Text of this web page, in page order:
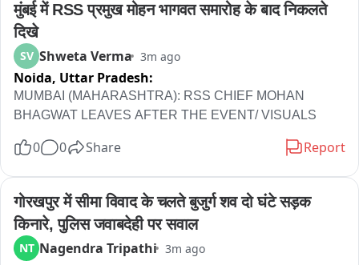
मुंबई में RSS प्रमुख मोहन भागवत समारोह के बाद निकलते
दिखे
SV Shweta Verma 3m ago
Noida, Uttar Pradesh:
MUMBAI (MAHARASHTRA): RSS CHIEF MOHAN
BHAGWAT LEAVES AFTER THE EVENT/ VISUALS
0 0 Share Report
गोरखपुर में सीमा विवाद के चलते बुजुर्ग शव दो घंटे सड़क
किनारे, पुलिस जवाबदेही पर सवाल
NT Nagendra Tripathi 3m ago